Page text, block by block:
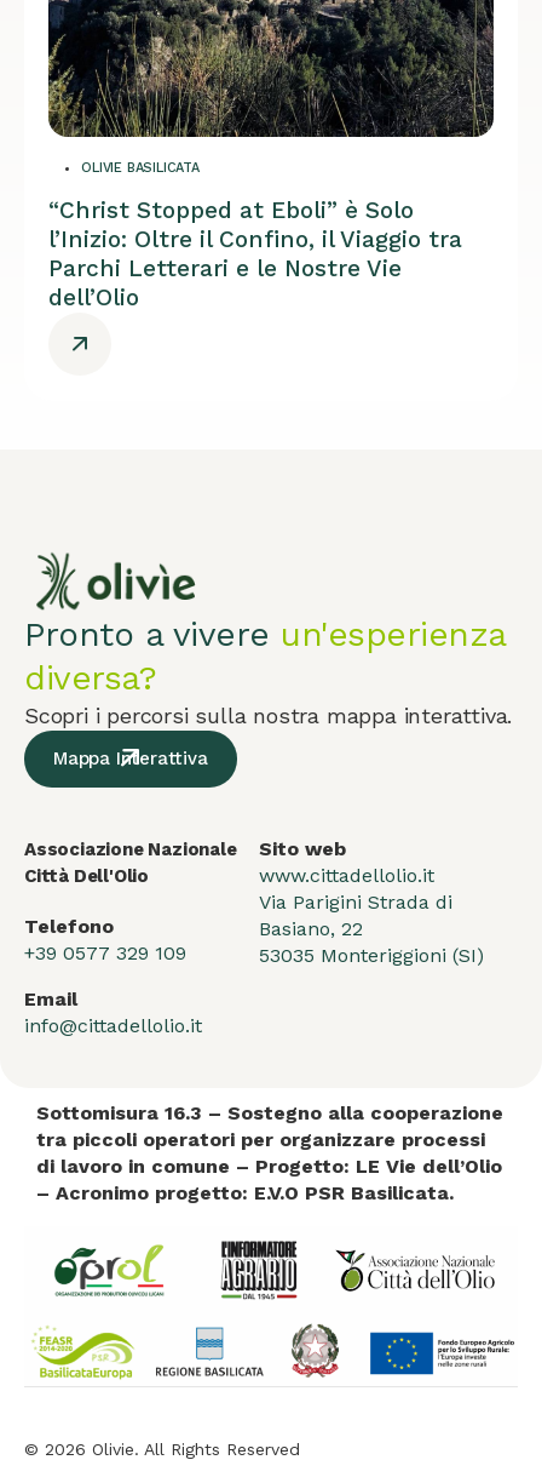
OLIVIE BASILICATA
“Christ Stopped at Eboli” è Solo
l’Inizio: Oltre il Confino, il Viaggio tra
Parchi Letterari e le Nostre Vie
dell’Olio
Pronto a vivere un'esperienza
diversa?
Scopri i percorsi sulla nostra mappa interattiva.
Mappa Interattiva
Associazione Nazionale
Città Dell'Olio
Telefono
+39 0577 329 109
Email
info@cittadellolio.it
Sito web
www.cittadellolio.it
Via Parigini Strada di
Basiano, 22
53035 Monteriggioni (SI)
Sottomisura 16.3 – Sostegno alla cooperazione
tra piccoli operatori per organizzare processi
di lavoro in comune – Progetto: LE Vie dell’Olio
– Acronimo progetto: E.V.O PSR Basilicata.
© 2026 Olivie. All Rights Reserved